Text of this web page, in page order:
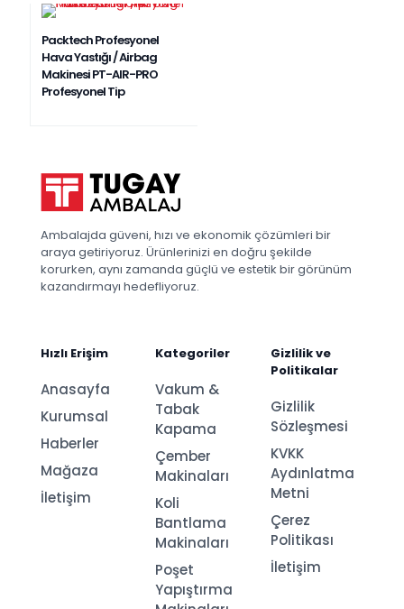
Packtech Profesyonel
Hava Yastığı / Airbag
Makinesi PT-AIR-PRO
Profesyonel Tip
Ambalajda güveni, hızı ve ekonomik çözümleri bir
araya getiriyoruz. Ürünlerinizi en doğru şekilde
korurken, aynı zamanda güçlü ve estetik bir görünüm
kazandırmayı hedefliyoruz.
Hızlı Erişim
Anasayfa
Kurumsal
Haberler
Mağaza
İletişim
Kategoriler
Vakum &
Tabak
Kapama
Çember
Makinaları
Koli
Bantlama
Makinaları
Poşet
Yapıştırma
Gizlilik ve
Politikalar
Gizlilik
Sözleşmesi
KVKK
Aydınlatma
Metni
Çerez
Politikası
İletişim